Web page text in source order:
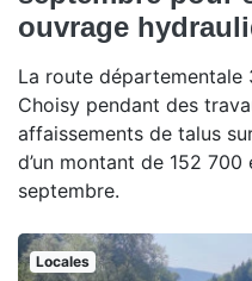
ouvrage
La route
Choisy pendant des
affaissements de talus
d’un montant de 152 700
septembre.
Locales